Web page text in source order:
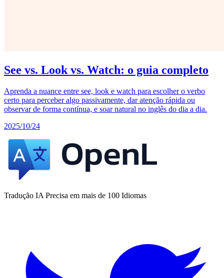
See vs. Look vs. Watch: o guia completo
Aprenda a nuance entre see, look e watch para escolher o verbo
certo para perceber algo passivamente, dar atenção rápida ou
observar de forma contínua, e soar natural no inglês do dia a dia.
2025/10/24
Tradução IA Precisa em mais de 100 Idiomas